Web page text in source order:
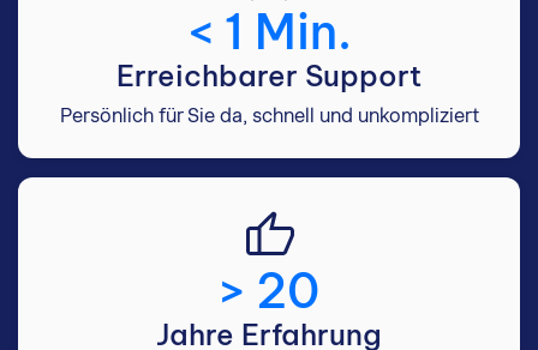
Erreichbarer Support
< 1 Min.
Persönlich für Sie da, schnell und unkompliziert
Jahre Erfahrung
> 20